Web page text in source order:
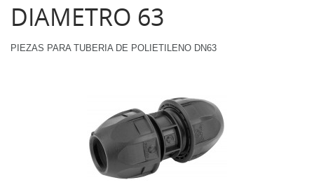
DIAMETRO 63
PIEZAS PARA TUBERIA DE POLIETILENO DN63